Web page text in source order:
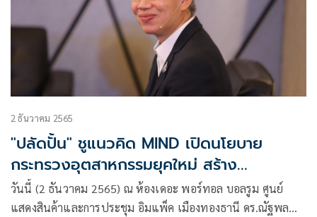
2 ธันวาคม 2565
"ปลัดปั้น" ชูแนวคิด MIND เปิดนโยบาย
กระทรวงอุตสาหกรรมยุคใหม่ สร้าง
"อุตสาหกรรมดี อยู่คู่ชุมชนอย่างยั่งยืน"
วันนี้ (2 ธันวาคม 2565) ณ ห้องเดอะ พอร์ทอล บอลรูม ศูนย์
แสดงสินค้าและการประชุม อิมแพ็ค เมืองทองธานี ดร.ณัฐพล